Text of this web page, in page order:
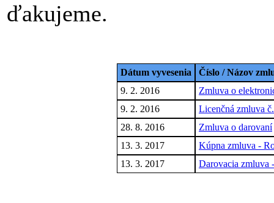
ďakujeme.
Dátum vyvesenia
Číslo / Názov
9. 2. 2016
Zmluva o
9. 2. 2016
Licenčná zmluva
28. 8. 2016
Zmluva o darovaní
13. 3. 2017
Kúpna zmluva -
13. 3. 2017
Darovacia zmluva